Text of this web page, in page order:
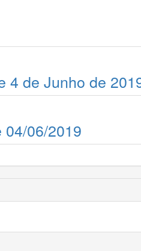
4 de Junho de
04/06/2019